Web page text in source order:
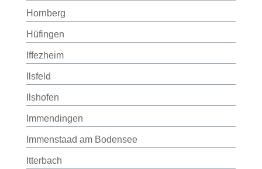
Hornberg
Hüfingen
Iffezheim
Ilsfeld
Ilshofen
Immendingen
Immenstaad am Bodensee
Itterbach